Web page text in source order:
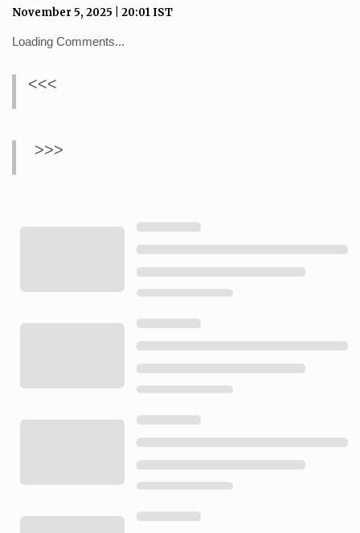
November 5, 2025 20:01 IST
Loading Comments...
<<<
>>>